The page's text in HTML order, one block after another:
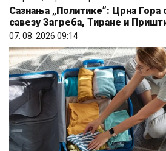
Сазнања „Политике”: Црна Гора
савезу Загреба, Тиране и
07. 08. 2026 09:14